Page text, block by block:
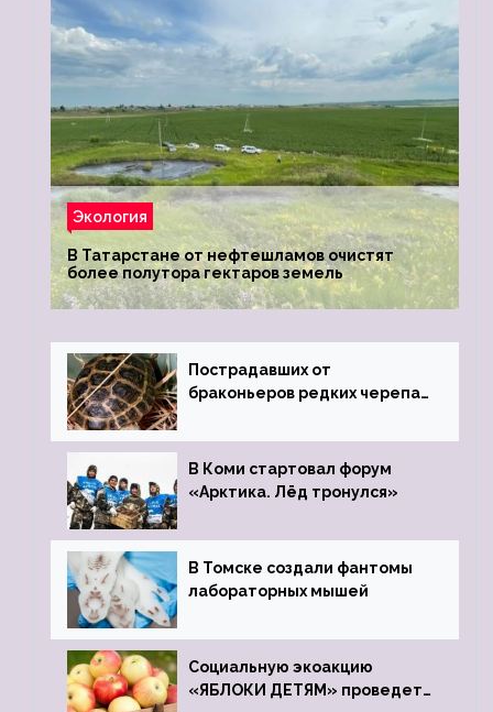
Экология
В Татарстане от нефтешламов очистят
более полутора гектаров земель
Пострадавших от
браконьеров редких черепах
зоопарк
В Коми стартовал форум
«Арктика. Лёд тронулся»
В Томске создали фантомы
лабораторных мышей
Социальную экоакцию
«ЯБЛОКИ ДЕТЯМ» проведет